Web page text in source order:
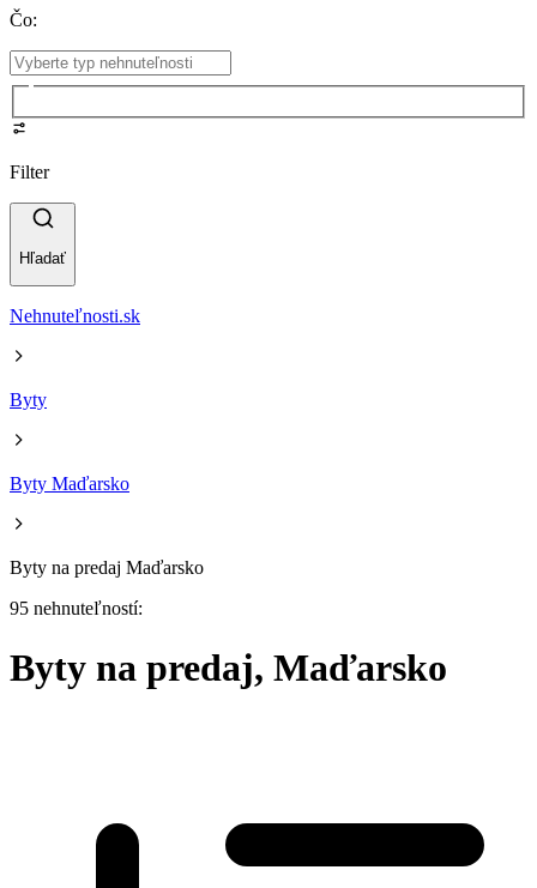
Čo:
Filter
Hľadať
Nehnuteľnosti.sk
Byty
Byty Maďarsko
Byty na predaj Maďarsko
95 nehnuteľností:
Byty na predaj, Maďarsko